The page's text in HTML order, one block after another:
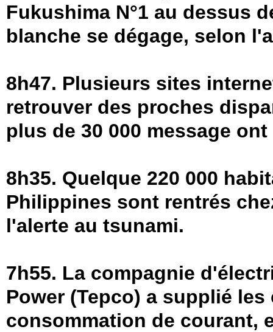
Fukushima N°1 au dessus
blanche se dégage, selon
8h47. Plusieurs sites
retrouver des proches
plus de 30 000 message
8h35. Quelque 220 000
Philippines sont rentrés
l'alerte au tsunami.
7h55. La compagnie
Power (Tepco) a supplié
consommation de courant,